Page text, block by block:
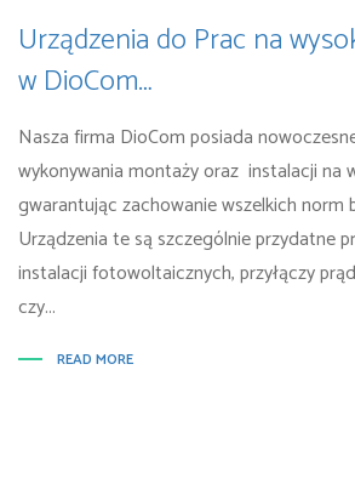
Urządzenia do Prac na
w DioCom…
Nasza firma DioCom posiada
wykonywania montaży oraz instalacji na
gwarantując zachowanie wszelkich norm
Urządzenia te są szczególnie przydatne
instalacji fotowoltaicznych, przyłączy
czy...
READ MORE